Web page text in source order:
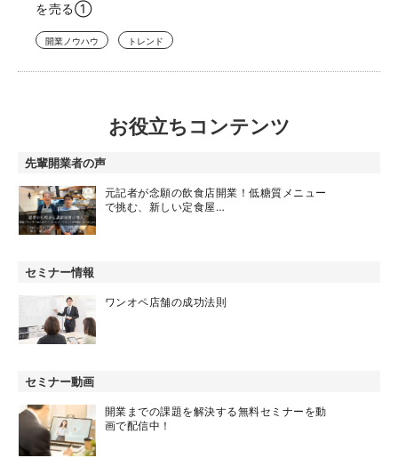
を売る①
開業ノウハウ トレンド
お役立ちコンテンツ
先輩開業者の声
元記者が念願の飲食店開業！低糖質メニュー
で挑む、新しい定食屋…
セミナー情報
ワンオペ店舗の成功法則
セミナー動画
開業までの課題を解決する無料セミナーを動
画で配信中！